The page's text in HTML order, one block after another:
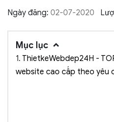
Ngày đăng: 02-07-2020
Mục lục
1. ThietkeWebdep24H -
website cao cấp theo yêu